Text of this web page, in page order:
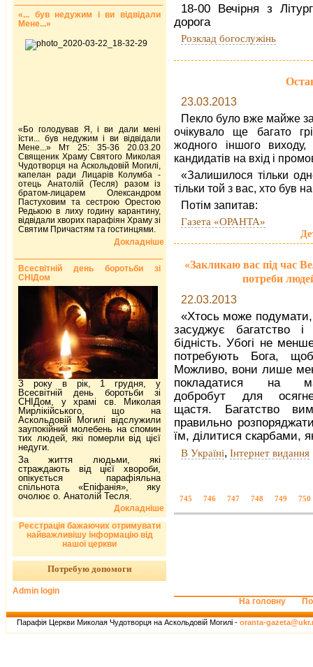
18-00 Вечірня з
дорога
Розклад богослужінь
23.03.2013
Пекло було вже майже
очікувало ще багато
жодного іншого
кандидатів на вхід і
«Залишилося тільки
тільки той з вас, хто був
Потім запитав:
Газета «ОРАНТА»
«Закликаю вас під час
потреби
22.03.2013
«Хтось може
засуджує багатство і
бідність. Убогі не
потребують Бога,
Можливо, вони лише
покладатися на
добробут для
щастя. Багатство
правильно
їм, ділитися скарбами,
В Україні, Інтернет видання
745 746 747 748 749 750
«... був недужим і ви відвідали
Мене...»
«Бо голодував Я, і ви дали мені
їсти... був недужим і ви відвідали
Мене...» Мт 25: 35-36 20.03.20
Священик Храму Святого Миколая
Чудотворця на Аскольдовій Могилі,
капелан ради Лицарів Колумба -
отець Анатолій (Тесля) разом із
братом-лицарем Олександром
Пастуховим та сестрою Орестою
Редькою в лиху годину карантину,
відвідали хворих парафіян Храму зі
Святим Причастям та гостинцями.
Докладніше
Всесвітній день боротьби зі
СНІДом
З року в рік, 1 грудня, у
Всесвітній день боротьби зі
СНІДом, у храмі св. Миколая
Мирлікійського, що на
Аскольдовій Могилі відслужили
заупокійний молебень на спомин
тих людей, які померли від цієї
недуги.
За життя людьми, які
страждають від цієї хвороби,
опікується парафіяльна
спільнота «Епіфанія», яку
очолює о. Анатолій Тесля.
Докладніше
Реєстрація бажаючих отримувати
найважливішу інформацію від
нашої церкви
Потребую допомоги
Admin login
На головну
Парафія Церкви Миколая Чудотворця на Аскольдовій Могилі - oranta-